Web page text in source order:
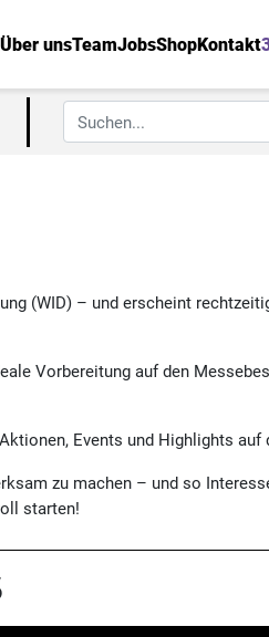
Über unsTeamJobsShopKontakt
(WID) – und erscheint
Vorbereitung auf den
Events und Highlights auf
zu machen – und so
starten!